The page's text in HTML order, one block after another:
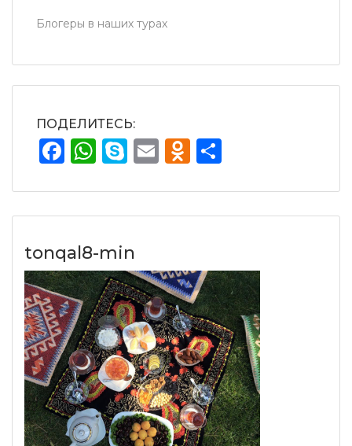
Блогеры в наших турах
ПОДЕЛИТЕСЬ:
Facebook
WhatsApp
Skype
Email
tonqal8-min